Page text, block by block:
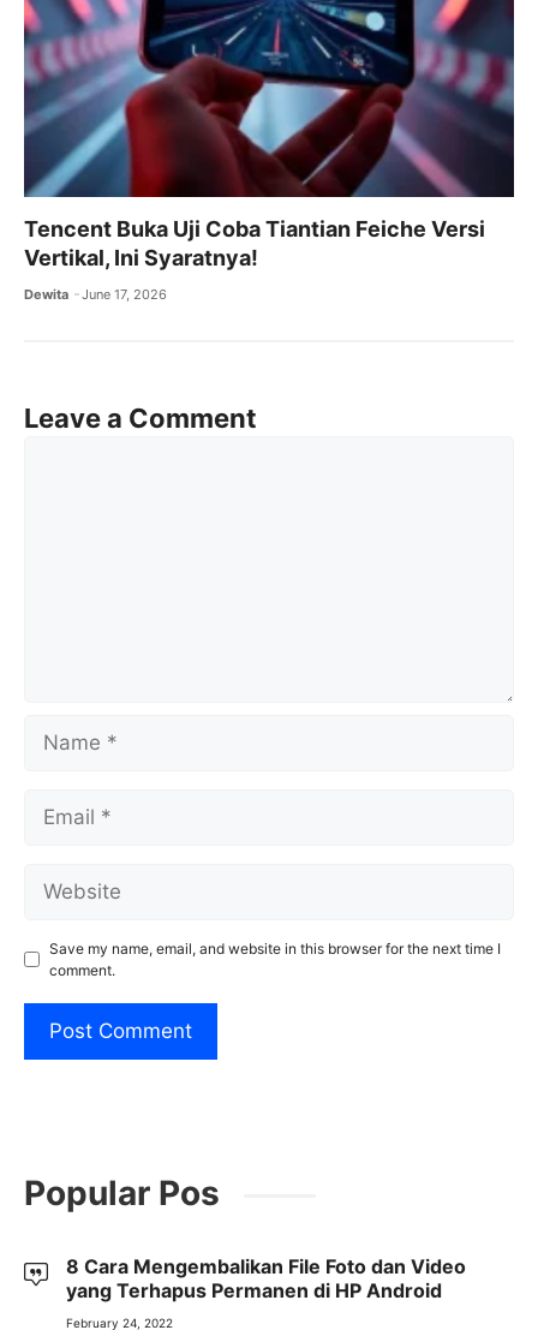
Tencent Buka Uji Coba Tiantian Feiche Versi
Vertikal, Ini Syaratnya!
Dewita June 17, 2026
Leave a Comment
Save my name, email, and website in this browser for the next time I
comment.
Popular Pos
8 Cara Mengembalikan File Foto dan Video
yang Terhapus Permanen di HP Android
February 24, 2022